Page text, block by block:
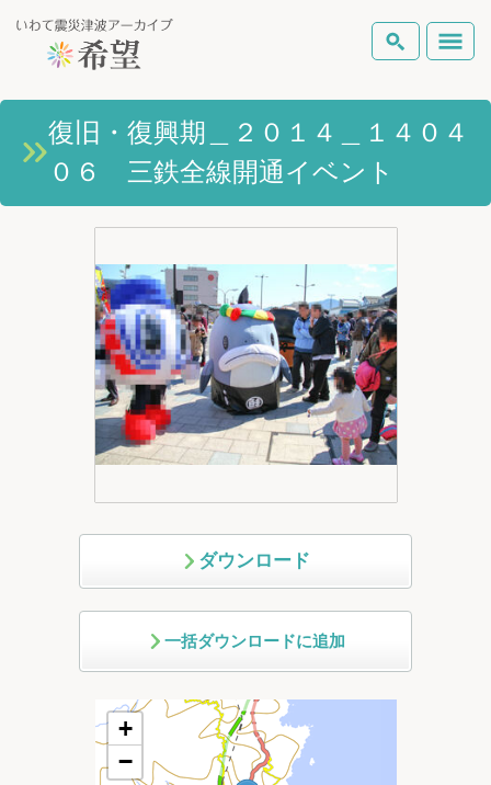
いわて震災津波アーカイブとは
岩手県の被害状況
ピックアップコンテンツ
Foreign Laguage
検索
復旧・復興期＿２０１４＿１４０４
０６ 三鉄全線開通イベント
ダウンロード
一括ダウンロードに追加
+
−